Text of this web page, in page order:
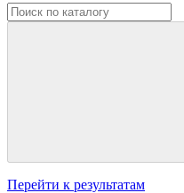
Перейти к результатам